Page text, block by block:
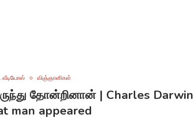
வீடியோஸ் விஞ்ஞானிகள்
தோன்றினான் | Charles Darwin
man appeared